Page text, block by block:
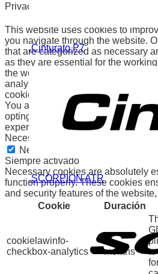
.Cinturato P7
.SCORPION ATR
Privacy Overview
This website uses cookies to
you navigate through the website.
that are categorized as necessary
as they are essential for the
the website. We also use third-party
analyze and understand how you
cookies will be stored in your
You also have the option to opt-out
opting out of some of these cookies
experience.
Necessary
Necessary
Siempre activado
Necessary cookies are absolutely
function properly. These cookies
and security features of the
Cookie
Duración
cookielawinfo-
checkbox-analytics
11
months
to